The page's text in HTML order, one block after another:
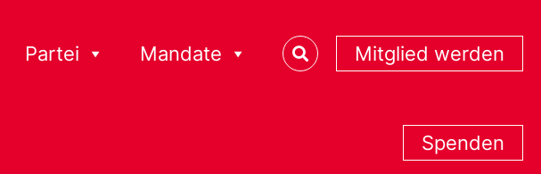
Partei Mandate Mitglied werden
Spenden